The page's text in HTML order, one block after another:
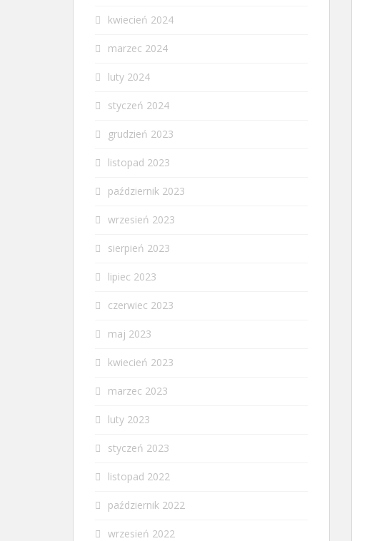
kwiecień 2024
marzec 2024
luty 2024
styczeń 2024
grudzień 2023
listopad 2023
październik 2023
wrzesień 2023
sierpień 2023
lipiec 2023
czerwiec 2023
maj 2023
kwiecień 2023
marzec 2023
luty 2023
styczeń 2023
listopad 2022
październik 2022
wrzesień 2022